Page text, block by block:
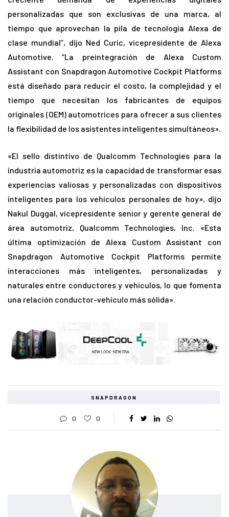
personalizadas que son exclusivas de una marca, al
tiempo que aprovechan la pila de tecnología Alexa de
clase mundial”, dijo Ned Curic, vicepresidente de Alexa
Automotive. “La preintegración de Alexa Custom
Assistant con Snapdragon Automotive Cockpit Platforms
está diseñado para reducir el costo, la complejidad y el
tiempo que necesitan los fabricantes de equipos
originales (OEM) automotrices para ofrecer a sus clientes
la flexibilidad de los asistentes inteligentes simultáneos».
«El sello distintivo de Qualcomm Technologies para la
industria automotriz es la capacidad de transformar esas
experiencias valiosas y personalizadas con dispositivos
inteligentes para los vehículos personales de hoy», dijo
Nakul Duggal, vicepresidente senior y gerente general de
área automotriz, Qualcomm Technologies, Inc. «Esta
última optimización de Alexa Custom Assistant con
Snapdragon Automotive Cockpit Platforms permite
interacciones más inteligentes, personalizadas y
naturales entre conductores y vehículos, lo que fomenta
una relación conductor-vehículo más sólida».
SNAPDRAGON
0 0